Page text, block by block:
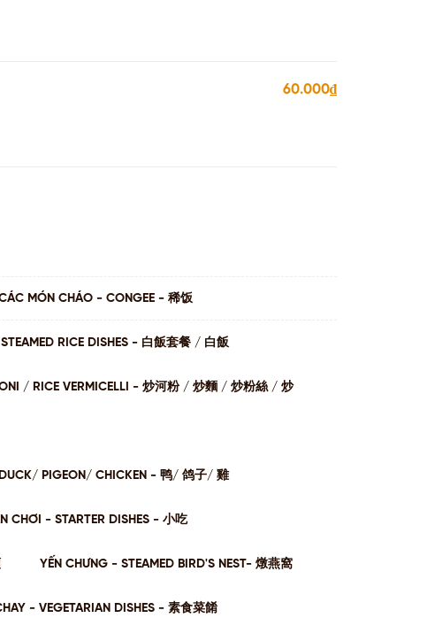
60.000₫
MÓN CHÁO - CONGEE - 稀饭
RICE DISHES - ⽩飯套餐 / ⽩飯
/ RICE VERMICELLI - 炒河粉 / 炒麵 / 炒粉絲 / 炒
PIGEON/ CHICKEN - 鸭/ 鸽子/ 雞
CHƠI - STARTER DISHES - 小吃
YẾN CHƯNG - STEAMED BIRD'S NEST- 燉燕窩
- VEGETARIAN DISHES - 素⻝菜餚